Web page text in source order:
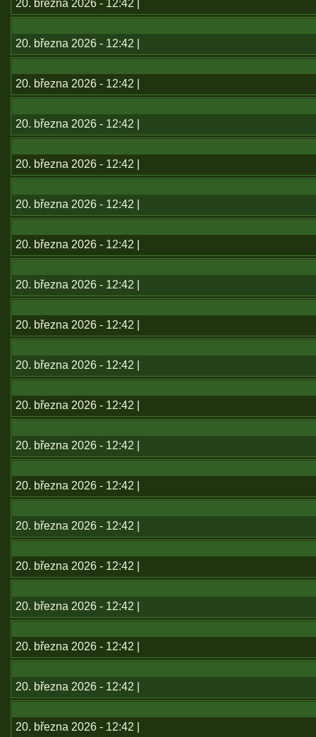
20. března 2026 - 12:42 |
20. března 2026 - 12:42 |
20. března 2026 - 12:42 |
20. března 2026 - 12:42 |
20. března 2026 - 12:42 |
20. března 2026 - 12:42 |
20. března 2026 - 12:42 |
20. března 2026 - 12:42 |
20. března 2026 - 12:42 |
20. března 2026 - 12:42 |
20. března 2026 - 12:42 |
20. března 2026 - 12:42 |
20. března 2026 - 12:42 |
20. března 2026 - 12:42 |
20. března 2026 - 12:42 |
20. března 2026 - 12:42 |
20. března 2026 - 12:42 |
20. března 2026 - 12:42 |
20. března 2026 - 12:42 |